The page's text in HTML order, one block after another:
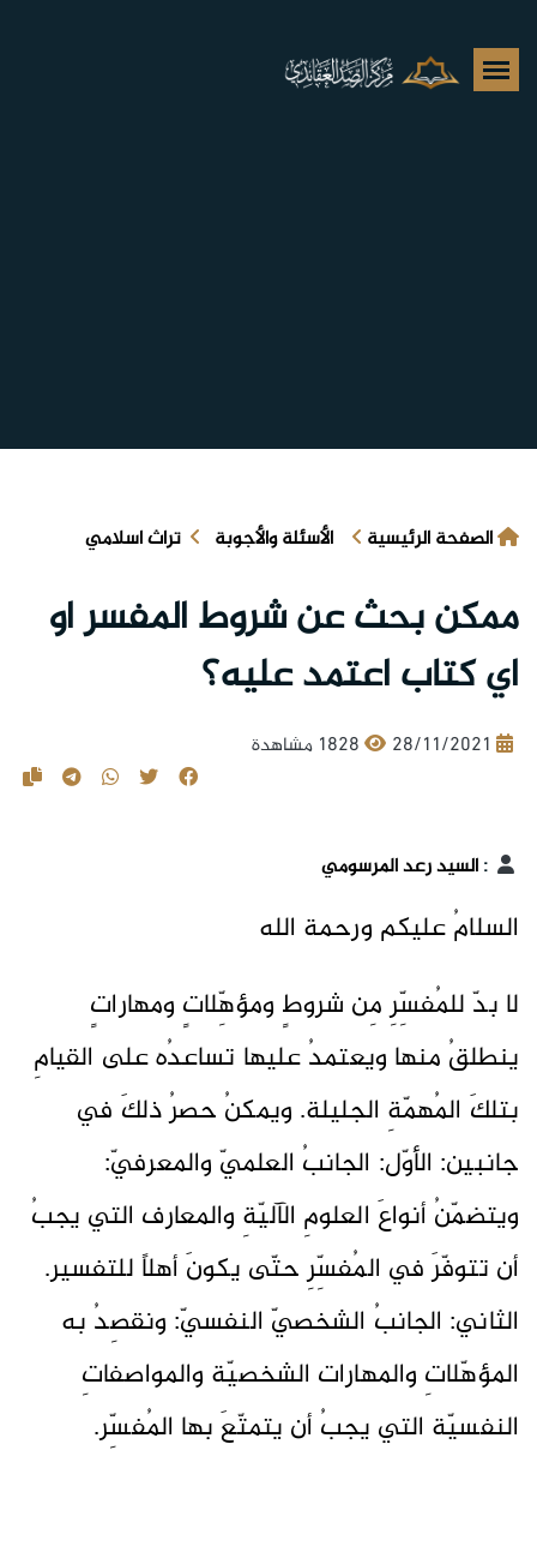
الصفحة الرئيسية الأسئلة والأجوبة تراث اسلامي
ممكن بحث عن شروط المفسر او
اي كتاب اعتمد عليه؟
28/11/2021 1828 مشاهدة
:السيد رعد المرسومي
السلامُ عليكم ورحمة الله
لا بدّ للمُفسِّرِ مِن شروطٍ ومؤهِّلاتٍ ومهاراتٍ
ينطلقُ منها ويعتمدُ عليها تساعدُه على القيامِ
بتلكَ المُهمّةِ الجليلة. ويمكنُ حصرُ ذلكَ في
جانبين: الأوّل: الجانبُ العلميّ والمعرفيّ:
ويتضمّنُ أنواعَ العلومِ الآليّةِ والمعارف التي يجبُ
أن تتوفّرَ في المُفسِّرِ حتّى يكونَ أهلاً للتفسير.
الثاني: الجانبُ الشخصيّ النفسيّ: ونقصِدُ به
المؤهّلاتِ والمهارات الشخصيّة والمواصفاتِ
النفسيّة التي يجبُ أن يتمتّعَ بها المُفسِّر.